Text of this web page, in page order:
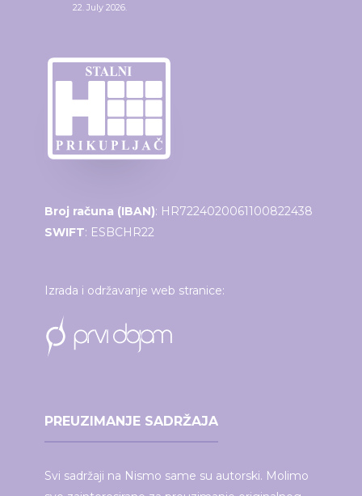
22. July 2026.
Broj računa (IBAN): HR7224020061100822438
SWIFT: ESBCHR22
Izrada i održavanje web stranice:
PREUZIMANJE SADRŽAJA
Svi sadržaji na Nismo same su autorski. Molimo